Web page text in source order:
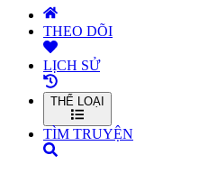
THEO DÕI
LỊCH SỬ
THỂ LOẠI
TÌM TRUYỆN